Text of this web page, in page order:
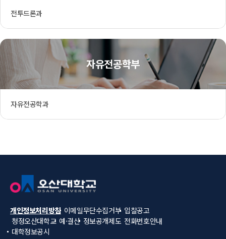
전투드론과
자유전공학부
자유전공학과
개인정보처리방침 이메일무단수집거부 입찰공고
청정오산대학교 예·결산 정보공개제도 전화번호안내
대학정보공시